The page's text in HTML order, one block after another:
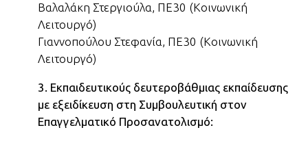
Βαλαλάκη Στεργιούλα, ΠΕ30 (Κοινωνική
Λειτουργό)
Γιαννοπούλου Στεφανία, ΠΕ30 (Κοινωνική
Λειτουργό)
3. Εκπαιδευτικούς δευτεροβάθμιας εκπαίδευσης
με εξειδίκευση στη Συμβουλευτική στον
Επαγγελματικό Προσανατολισμό: